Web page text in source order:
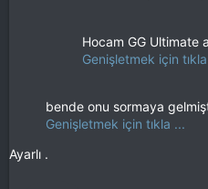
Hocam GG Ultimate
Genişletmek için
bende onu sormaya
Genişletmek için tıkla ...
Ayarlı .